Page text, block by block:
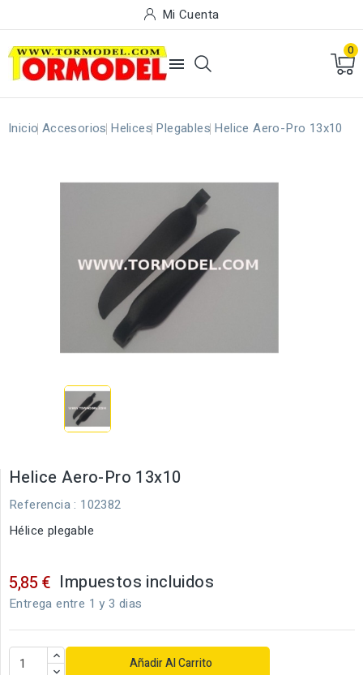
Mi Cuenta

0
Inicio Accesorios Helices Plegables Helice Aero-Pro 13x10
Helice Aero-Pro 13x10
Referencia : 102382
Hélice plegable
5,85 € Impuestos incluidos
Entrega entre 1 y 3 dias
Añadir Al Carrito